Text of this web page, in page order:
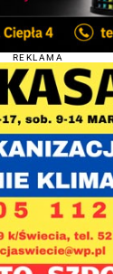
REKLAMA